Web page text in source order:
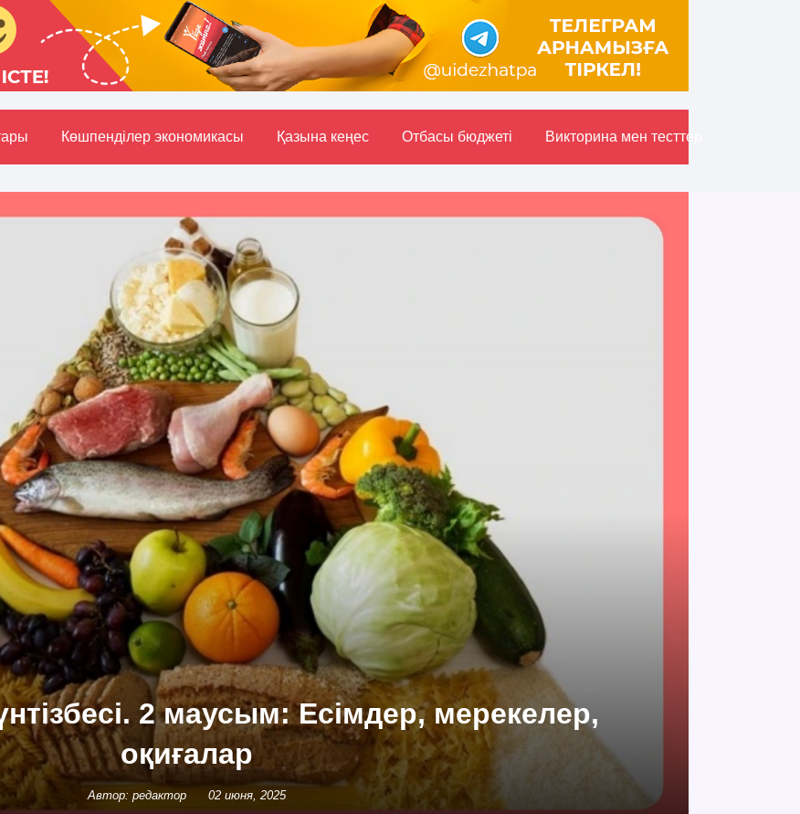
Көшпенділер экономикасы Қазына кеңес Отбасы бюджетi Викторина мен тесттер
2 маусым: Есімдер, мерекелер,
оқиғалар
Автор: редактор 02 июня, 2025